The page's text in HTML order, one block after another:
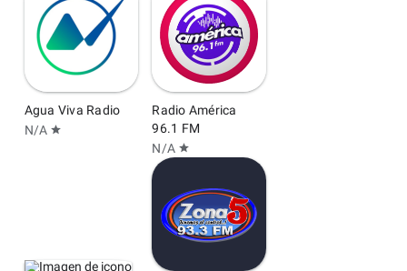
Agua Viva Radio
N/A star
Radio América
96.1 FM
N/A star